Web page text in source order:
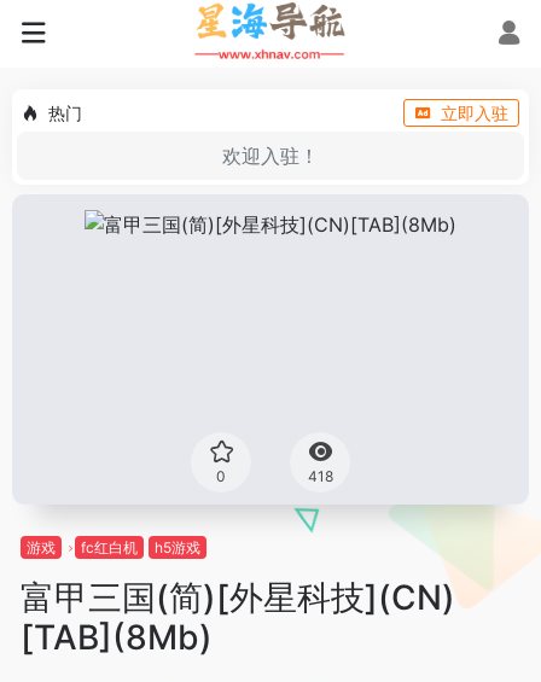
热门 立即入驻
欢迎入驻！
0 418
游戏 fc红白机 h5游戏
富甲三国(简)[外星科技](CN)
[TAB](8Mb)